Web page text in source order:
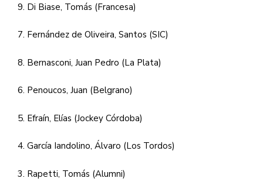
9. Di Biase, Tomás (Francesa)
7. Fernández de Oliveira, Santos (SIC)
8. Bernasconi, Juan Pedro (La Plata)
6. Penoucos, Juan (Belgrano)
5. Efraín, Elías (Jockey Córdoba)
4. García Iandolino, Álvaro (Los Tordos)
3. Rapetti, Tomás (Alumni)